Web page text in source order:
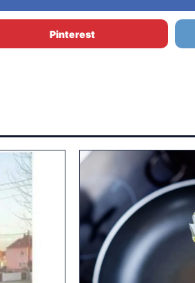
Pinterest